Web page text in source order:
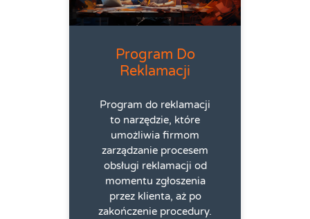
Program Do
Reklamacji
Program do reklamacji
to narzędzie, które
umożliwia firmom
zarządzanie procesem
obsługi reklamacji od
momentu zgłoszenia
przez klienta, aż po
zakończenie procedury.